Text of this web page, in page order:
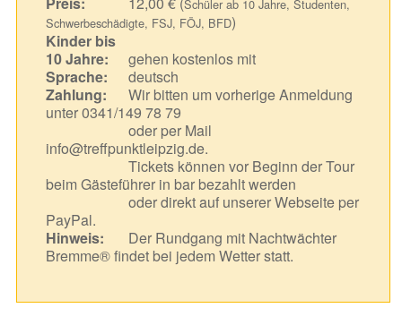
Schüler ab 10 Jahre, Studenten,
Schwerbeschädigte, FSJ, FÖJ, BFD)
Kinder bis
10 Jahre:
gehen kostenlos mit
Sprache:
deutsch
Zahlung:
Wir bitten um vorherige Anmeldung
unter 0341/149 78 79
oder per Mail
info@treffpunktleipzig.de.
Tickets können vor Beginn der Tour
beim Gästeführer in bar bezahlt werden
oder direkt auf unserer Webseite per
PayPal.
Hinweis:
Der Rundgang mit Nachtwächter
Bremme® findet bei jedem Wetter statt.